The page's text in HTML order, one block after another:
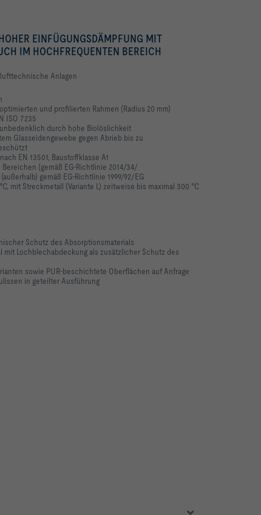
EINFÜGUNGSDÄMPFUNG MIT
IM HOCHFREQUENTEN BEREICH
Anlagen
und profilierten Rahmen (Radius 20 mm)
ISO 7235
durch hohe Biolöslichkeit
Glasseidengewebe gegen Abrieb bis zu
EN 13501, Baustoffklasse A1
(gemäß EG-Richtlinie 2014/34/
(außerhalb) gemäß EG-Richtlinie 1999/92/EG
mit Streckmetall (Variante L) zeitweise bis maximal 300 °C
Schutz des Absorptionsmaterials
mit Lochblechabdeckung als zusätzlicher Schutz des
sowie PUR-beschichtete Oberflächen auf Anfrage
in geteilter Ausführung